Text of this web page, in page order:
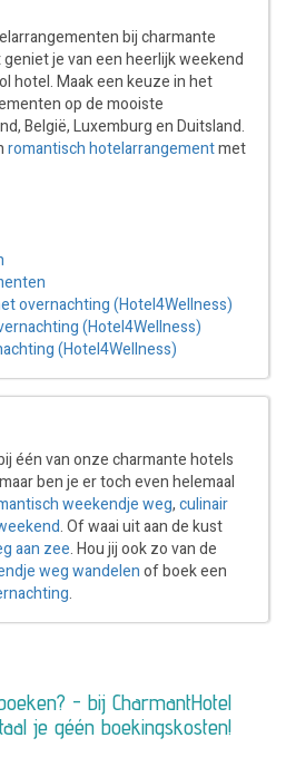
bij charmante
je van een heerlijk weekend
hotel. Maak een keuze in het
op de mooiste
België, Luxemburg en Duitsland.
romantisch hotelarrangementmet
overnachting (Hotel4Wellness)
(Hotel4Wellness)
(Hotel4Wellness)
één van onze charmante hotels
ben je er toch even helemaal
weekendje weg,culinair
. Of waai uit aan de kust
aan zee. Hou jij ook zo van de
weg wandelenof boek een
.
- bij CharmantHotel
je géén boekingskosten!